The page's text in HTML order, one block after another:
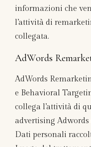
informazioni che
l’attività di
collegata.
AdWords
AdWords
e Behavioral
collega l’attività di
advertising
Dati personali